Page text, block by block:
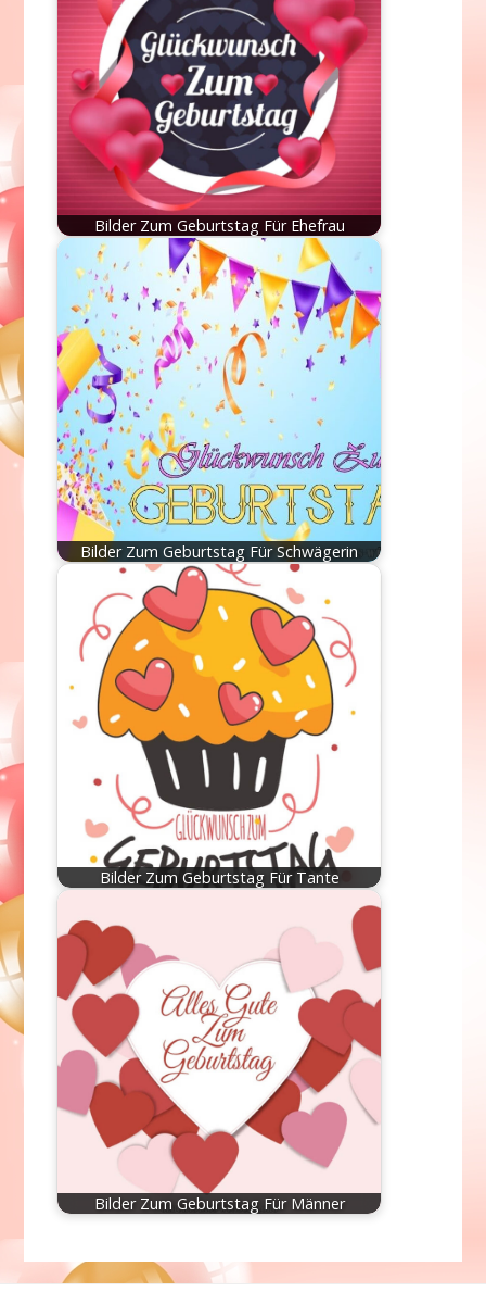
Bilder Zum Geburtstag Für Ehefrau
Bilder Zum Geburtstag Für Schwägerin
Bilder Zum Geburtstag Für Tante
Bilder Zum Geburtstag Für Männer